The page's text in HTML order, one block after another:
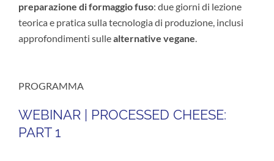
preparazione di formaggio fuso: due giorni di lezione
teorica e pratica sulla tecnologia di produzione, inclusi
approfondimenti sullealternative vegane.
PROGRAMMA
WEBINAR | PROCESSED CHEESE:
PART 1